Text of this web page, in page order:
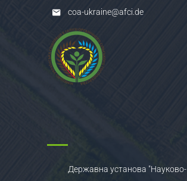
coa-ukraine@afci.de
Державна установа "Науково-